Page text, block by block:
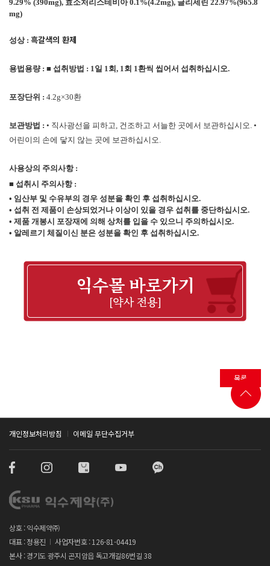
9.29% (390mg), 효소처리스테비아0.1%(4.2mg), 글리세린 22.97%(965.8
mg)
성상 : 흑갈색의 환제
용법용량 : ■ 섭취방법 : 1일 1회 , 1회 1환씩 씹어서 섭취하십시오.
포장단위 : 4.2g×30환
보관방법 : • 직사광선을 피하고, 건조하고 서늘한 곳에서 보관하십시오. •
어린이의 손에 닿지 않는 곳에 보관하십시오.
사용상의 주의사항 :
■ 섭취시 주의사항 :
• 임산부 및 수유부의 경우 성분을 확인 후 섭취하십시오.
• 섭취 전 제품이 손상되었거나 이상이 있을 경우 섭취를 중단하십시오.
• 제품 개봉시 포장재에 의해 상처를 입을 수 있으니 주의하십시오.
• 알레르기 체질이신 분은 성분을 확인 후 섭취하십시오.
목록
개인정보처리방침 이메일 무단수집거부
상호 : 익수제약㈜
대표 : 정용진
사업자번호 : 126-81-04419
본사 : 경기도 광주시 곤지암읍 독고개길86번길 38